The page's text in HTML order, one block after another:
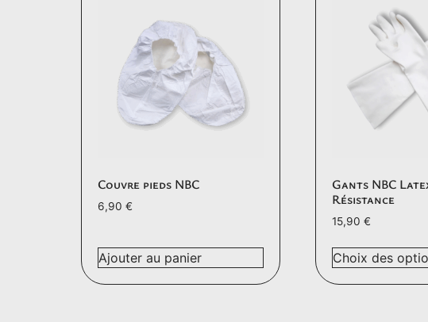
Couvre pieds NBC
6,90 €
Ajouter au panier
Gants NBC
Résistance
15,90 €
Choix des